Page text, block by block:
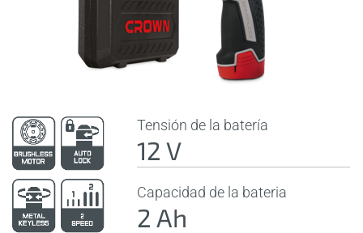
Tensión de la batería
12 V
Capacidad de la bateria
2 Ah